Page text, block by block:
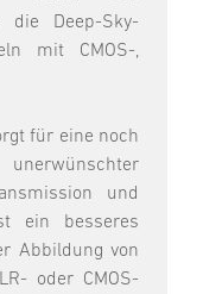
die Deep-Sky-
mit CMOS-,
für eine noch
und
ein besseres
Abbildung von
oder CMOS-